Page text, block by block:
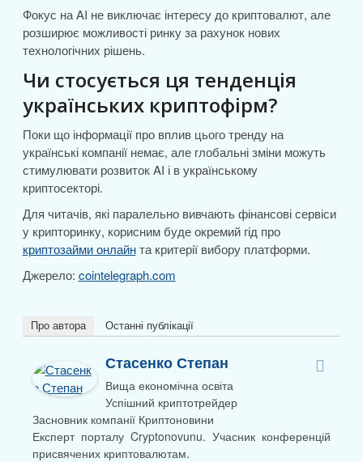
Фокус на AI не виключає інтересу до криптовалют, але
розширює можливості ринку за рахунок нових
технологічних рішень.
Чи стосується ця тенденція
українських криптофірм?
Поки що інформації про вплив цього тренду на
українські компанії немає, але глобальні зміни можуть
стимулювати розвиток AI і в українському
криптосекторі.
Для читачів, які паралельно вивчають фінансові сервіси
у крипторинку, корисним буде окремий гід про
криптозайми онлайнта критерії вибору платформи.
Джерело: cointelegraph.com
Про автора Останні публікації
Стасенко Степан
Вища економічна освіта
Успішний криптотрейдер
Засновник компанії Криптоновини
Експерт порталу Cryptonovunu. Учасник конференцій
присвячених криптовалютам.